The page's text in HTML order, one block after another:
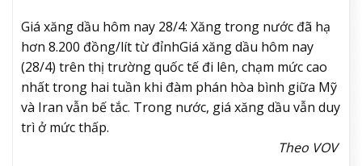
Giá xăng dầu hôm nay 28/4: Xăng trong nước đã hạ
hơn 8.200 đồng/lít từ đỉnhGiá xăng dầu hôm nay
(28/4) trên thị trường quốc tế đi lên, chạm mức cao
nhất trong hai tuần khi đàm phán hòa bình giữa Mỹ
và Iran vẫn bế tắc. Trong nước, giá xăng dầu vẫn duy
trì ở mức thấp.
Theo VOV